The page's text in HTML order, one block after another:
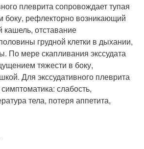
плеврита сопровождает тупая
боку, рефлекторно возникающий
кашель, отставание
грудной клетки в дыхании,
По мере скапливания экссудата
тяжести в боку,
Для экссудативного плеврита
слабость,
тела, потеря аппетита,